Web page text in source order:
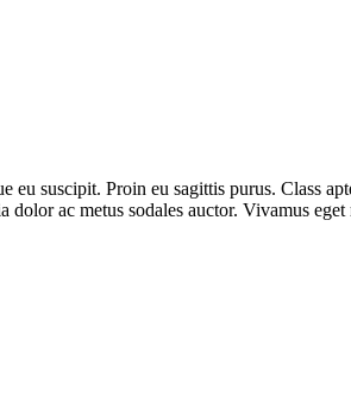
suscipit. Proin eu sagittis purus. Class
ac metus sodales auctor. Vivamus